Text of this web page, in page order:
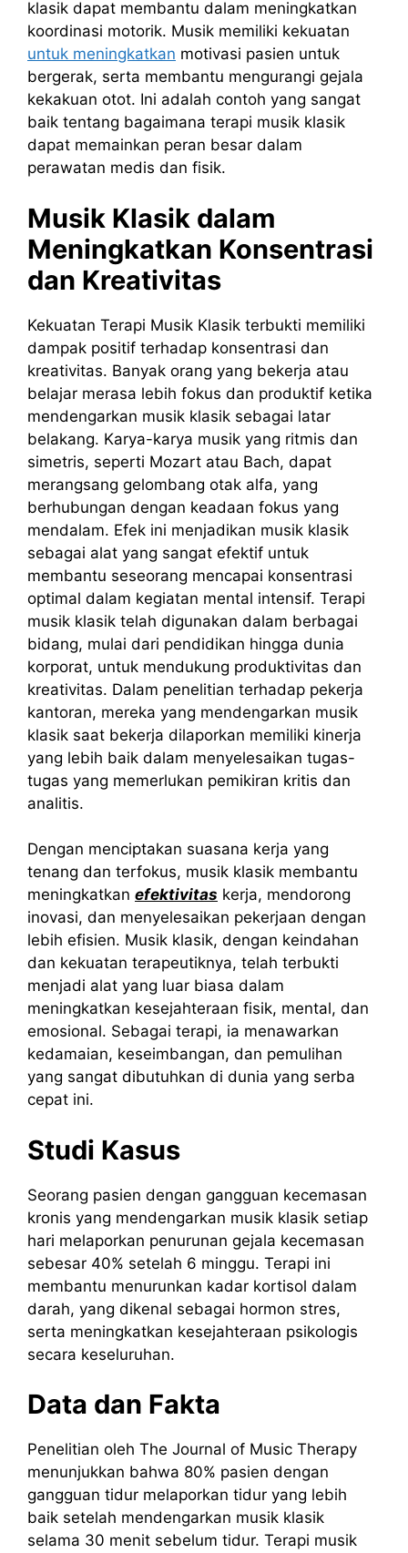
klasik dapat membantu dalam meningkatkan
koordinasi motorik. Musik memiliki kekuatan
untuk meningkatkan motivasi pasien untuk
bergerak, serta membantu mengurangi gejala
kekakuan otot. Ini adalah contoh yang sangat
baik tentang bagaimana terapi musik klasik
dapat memainkan peran besar dalam
perawatan medis dan fisik.
Musik Klasik dalam
Meningkatkan Konsentrasi
dan Kreativitas
Kekuatan Terapi Musik Klasik terbukti memiliki
dampak positif terhadap konsentrasi dan
kreativitas. Banyak orang yang bekerja atau
belajar merasa lebih fokus dan produktif ketika
mendengarkan musik klasik sebagai latar
belakang. Karya-karya musik yang ritmis dan
simetris, seperti Mozart atau Bach, dapat
merangsang gelombang otak alfa, yang
berhubungan dengan keadaan fokus yang
mendalam. Efek ini menjadikan musik klasik
sebagai alat yang sangat efektif untuk
membantu seseorang mencapai konsentrasi
optimal dalam kegiatan mental intensif. Terapi
musik klasik telah digunakan dalam berbagai
bidang, mulai dari pendidikan hingga dunia
korporat, untuk mendukung produktivitas dan
kreativitas. Dalam penelitian terhadap pekerja
kantoran, mereka yang mendengarkan musik
klasik saat bekerja dilaporkan memiliki kinerja
yang lebih baik dalam menyelesaikan tugas-
tugas yang memerlukan pemikiran kritis dan
analitis.
Dengan menciptakan suasana kerja yang
tenang dan terfokus, musik klasik membantu
meningkatkan efektivitas kerja, mendorong
inovasi, dan menyelesaikan pekerjaan dengan
lebih efisien. Musik klasik, dengan keindahan
dan kekuatan terapeutiknya, telah terbukti
menjadi alat yang luar biasa dalam
meningkatkan kesejahteraan fisik, mental, dan
emosional. Sebagai terapi, ia menawarkan
kedamaian, keseimbangan, dan pemulihan
yang sangat dibutuhkan di dunia yang serba
cepat ini.
Studi Kasus
Seorang pasien dengan gangguan kecemasan
kronis yang mendengarkan musik klasik setiap
hari melaporkan penurunan gejala kecemasan
sebesar 40% setelah 6 minggu. Terapi ini
membantu menurunkan kadar kortisol dalam
darah, yang dikenal sebagai hormon stres,
serta meningkatkan kesejahteraan psikologis
secara keseluruhan.
Data dan Fakta
Penelitian oleh The Journal of Music Therapy
menunjukkan bahwa 80% pasien dengan
gangguan tidur melaporkan tidur yang lebih
baik setelah mendengarkan musik klasik
selama 30 menit sebelum tidur. Terapi musik